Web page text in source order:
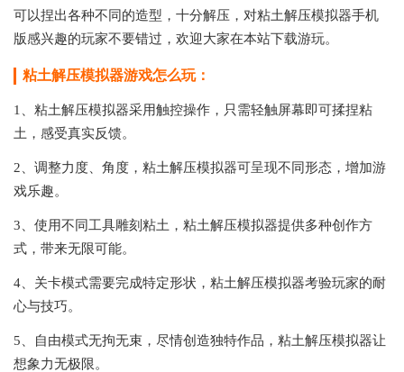
可以捏出各种不同的造型，十分解压，对粘土解压模拟器手机
版感兴趣的玩家不要错过，欢迎大家在本站下载游玩。
粘土解压模拟器游戏怎么玩：
1、粘土解压模拟器采用触控操作，只需轻触屏幕即可揉捏粘
土，感受真实反馈。
2、调整力度、角度，粘土解压模拟器可呈现不同形态，增加游
戏乐趣。
3、使用不同工具雕刻粘土，粘土解压模拟器提供多种创作方
式，带来无限可能。
4、关卡模式需要完成特定形状，粘土解压模拟器考验玩家的耐
心与技巧。
5、自由模式无拘无束，尽情创造独特作品，粘土解压模拟器让
想象力无极限。